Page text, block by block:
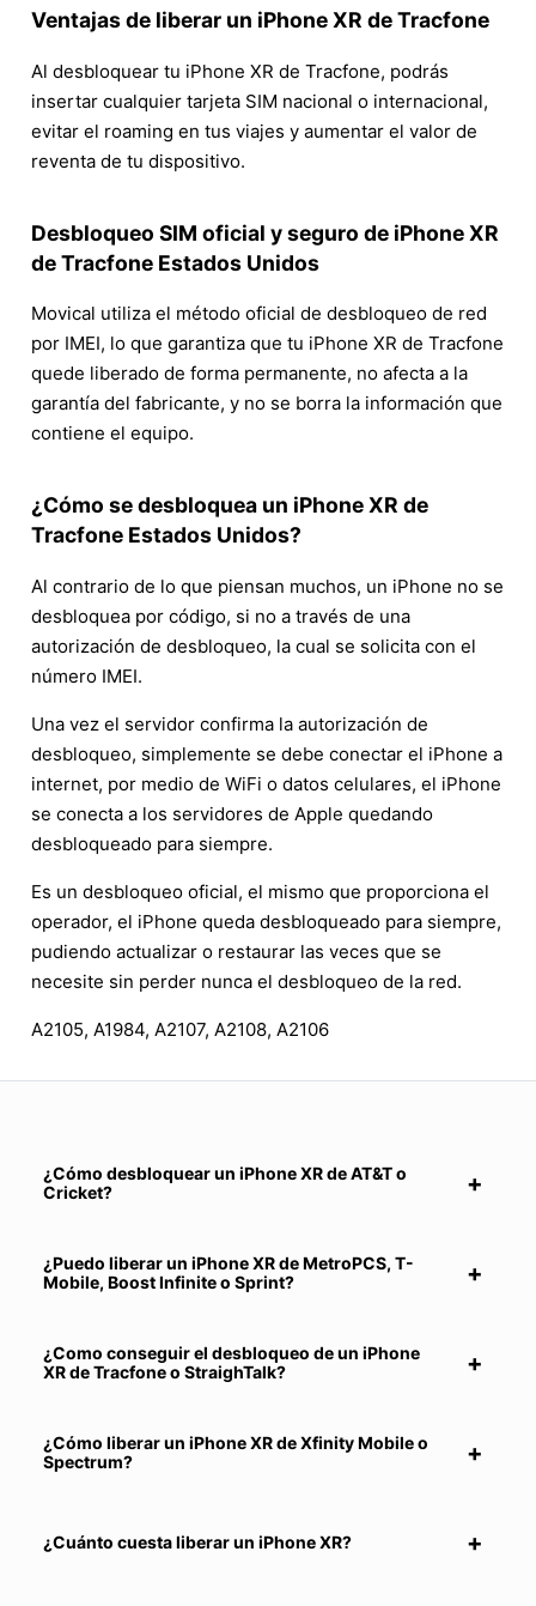
Ventajas de liberar un iPhone XR de Tracfone
Al desbloquear tu iPhone XR de Tracfone, podrás
insertar cualquier tarjeta SIM nacional o internacional,
evitar el roaming en tus viajes y aumentar el valor de
reventa de tu dispositivo.
Desbloqueo SIM oficial y seguro de iPhone XR
de Tracfone Estados Unidos
Movical utiliza el método oficial de desbloqueo de red
por IMEI, lo que garantiza que tu iPhone XR de Tracfone
quede liberado de forma permanente, no afecta a la
garantía del fabricante, y no se borra la información que
contiene el equipo.
¿Cómo se desbloquea un iPhone XR de
Tracfone Estados Unidos?
Al contrario de lo que piensan muchos, un iPhone no se
desbloquea por código, si no a través de una
autorización de desbloqueo, la cual se solicita con el
número IMEI.
Una vez el servidor confirma la autorización de
desbloqueo, simplemente se debe conectar el iPhone a
internet, por medio de WiFi o datos celulares, el iPhone
se conecta a los servidores de Apple quedando
desbloqueado para siempre.
Es un desbloqueo oficial, el mismo que proporciona el
operador, el iPhone queda desbloqueado para siempre,
pudiendo actualizar o restaurar las veces que se
necesite sin perder nunca el desbloqueo de la red.
A2105, A1984, A2107, A2108, A2106
¿Cómo desbloquear un iPhone XR de AT&T o
Cricket?
¿Puedo liberar un iPhone XR de MetroPCS, T-
Mobile, Boost Infinite o Sprint?
¿Como conseguir el desbloqueo de un iPhone
XR de Tracfone o StraighTalk?
¿Cómo liberar un iPhone XR de Xfinity Mobile o
Spectrum?
¿Cuánto cuesta liberar un iPhone XR?